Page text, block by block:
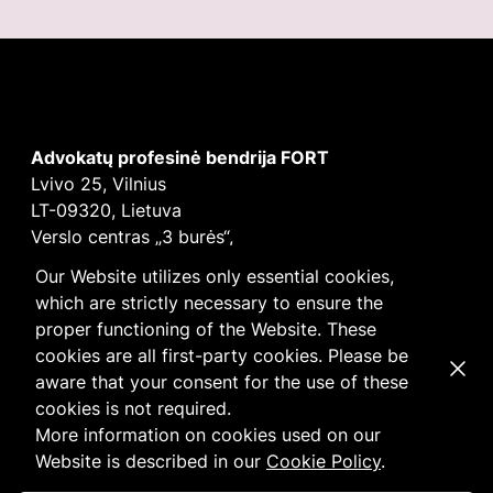
Our Website utilizes only essential cookies,
which are strictly necessary to ensure the
proper functioning of the Website. These
cookies are all first-party cookies. Please be
aware that your consent for the use of these
cookies is not required.
More information on cookies used on our
Website is described in our Cookie Policy.
Advokatų profesinė bendrija FORT
Lvivo 25, Vilnius
LT-09320, Lietuva
Verslo centras „3 burės“,
E-mailvilnius@fortlegal.com
Tel. +370 5 250 6141
Įm. k. 303195010
PVM: LT100008172616
FacebookLinkedIn
Slapukųirprivatumopolitika